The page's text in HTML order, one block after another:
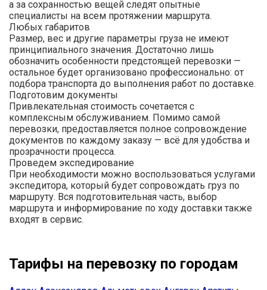
а за сохранностью вещей следят опытные
специалисты на всем протяжении маршрута.
Любых габаритов
Размер, вес и другие параметры груза не имеют
принципиального значения. Достаточно лишь
обозначить особенности предстоящей перевозки —
остальное будет организовано профессионально: от
подбора транспорта до выполнения работ по доставке.
Подготовим документы
Привлекательная стоимость сочетается с
комплексным обслуживанием. Помимо самой
перевозки, предоставляется полное сопровождение
документов по каждому заказу — всё для удобства и
прозрачности процесса.
Проведем экспедирование
При необходимости можно воспользоваться услугами
экспедитора, который будет сопровождать груз по
маршруту. Вся подготовительная часть, выбор
маршрута и информирование по ходу доставки также
входят в сервис.
Тарифы на перевозку по городам